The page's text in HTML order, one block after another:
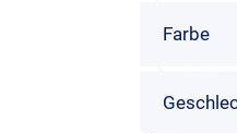
Farbe